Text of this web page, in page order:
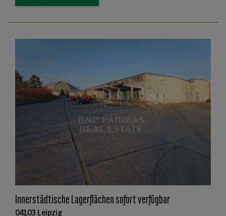
Innerstädtische Lagerflächen sofort verfügbar
04103 Leipzig